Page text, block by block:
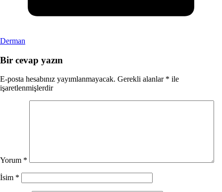
Derman
Bir cevap yazın
E-posta hesabınız yayımlanmayacak. Gerekli alanlar * ile
işaretlenmişlerdir
Yorum *
İsim *